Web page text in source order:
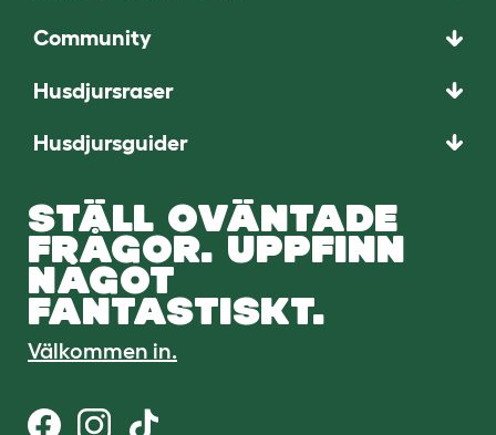
Community
Husdjursraser
Husdjursguider
STÄLL OVÄNTADE
FRÅGOR. UPPFINN
NÅGOT
FANTASTISKT.
Välkommen in.